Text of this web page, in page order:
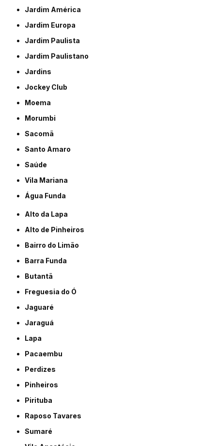
Jardim América
Jardim Europa
Jardim Paulista
Jardim Paulistano
Jardins
Jockey Club
Moema
Morumbi
Sacomã
Santo Amaro
Saúde
Vila Mariana
Água Funda
Alto da Lapa
Alto de Pinheiros
Bairro do Limão
Barra Funda
Butantã
Freguesia do Ó
Jaguaré
Jaraguá
Lapa
Pacaembu
Perdizes
Pinheiros
Pirituba
Raposo Tavares
Sumaré